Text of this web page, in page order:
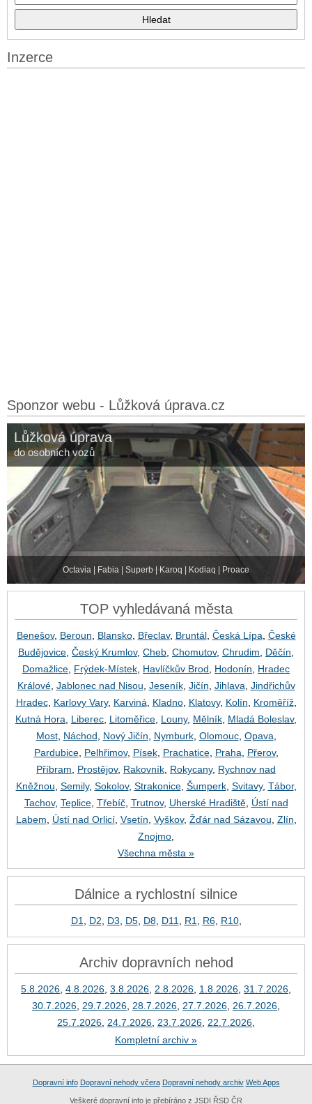
Inzerce
Sponzor webu - Lůžková úprava.cz
Lůžková úprava
do osobních vozů
Octavia | Fabia | Superb | Karoq | Kodiaq | Proace
TOP vyhledávaná města
Benešov, Beroun Blansko, Břeclav, Bruntál, Česká Lípa České
Budějovice Český Krumlov, Cheb Chomutov, Chrudim Děčín
Domažlice Frýdek-Místek Havlíčkův Brod Hodonín
Hradec
Králové, Jablonec nad Nisou Jeseník, Jičín Jihlava Jindřichův
Hradec, Karlovy Vary, Karviná Kladno, Klatovy, Kolín Kroměříž,
Kutná Hora
Liberec Litoměřice Louny, Mělník Mladá Boleslav,
Most, Náchod Nový Jičín Nymburk, Olomouc, Opava
Pardubice, Pelhřimov, Písek, Prachatice, Praha Přerov,
Příbram
Prostějov, Rakovník Rokycany, Rychnov nad
Kněžnou Semily, Sokolov, Strakonice, Šumperk, Svitavy, Tábor,
Tachov, Teplice, Třebíč, Trutnov, Uherské Hradiště, Ústí nad
Labem
Ústí nad Orlicí, Vsetín Vyškov, Žďár nad Sázavou Zlín
Znojmo
Všechna města »
Dálnice a rychlostní silnice
D1 D2 D3 D5, D8, D11 R1 R6, R10,
Archiv dopravních nehod
5.8.2026 4.8.2026 3.8.2026 2.8.2026 1.8.2026 31.7.2026
30.7.2026 29.7.2026 28.7.2026 27.7.2026 26.7.2026
25.7.2026 24.7.2026 23.7.2026 22.7.2026
Kompletní archiv »
Dopravní info Dopravní nehody včera Dopravní nehody archiv Web Apps
Veškeré dopravní info je přebíráno z JSDI ŘSD ČR